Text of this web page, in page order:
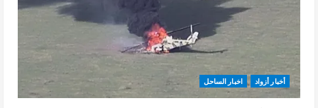
أخبار أزواد اخبار الساحل